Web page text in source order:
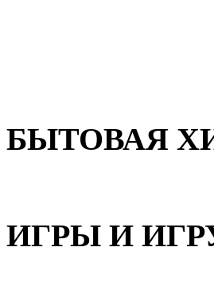
БЫТОВАЯ
ИГРЫ И